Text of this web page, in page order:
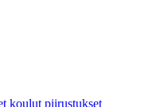
koulut piirustukset